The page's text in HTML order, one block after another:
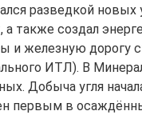
разведкой
а также создал
и железную дорогу
ИТЛ). В
Добыча угля
первым в